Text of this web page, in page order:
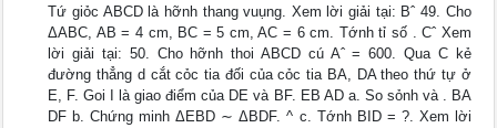
Tứ giỏc ABCD là hỡnh thang vuụng. Xem lời giải tại: Bˆ 49. Cho
ΔABC, AB = 4 cm, BC = 5 cm, AC = 6 cm. Tớnh tỉ số . Cˆ Xem
lời giải tại: 50. Cho hỡnh thoi ABCD cú Aˆ = 600. Qua C kẻ
đường thẳng d cắt cỏc tia đối của cỏc tia BA, DA theo thứ tự ở
E, F. Goi I là giao điểm của DE và BF. EB AD a. So sỏnh và . BA
DF b. Chứng minh ΔEBD ∼ ΔBDF. ^ c. Tớnh BID = ?. Xem lời